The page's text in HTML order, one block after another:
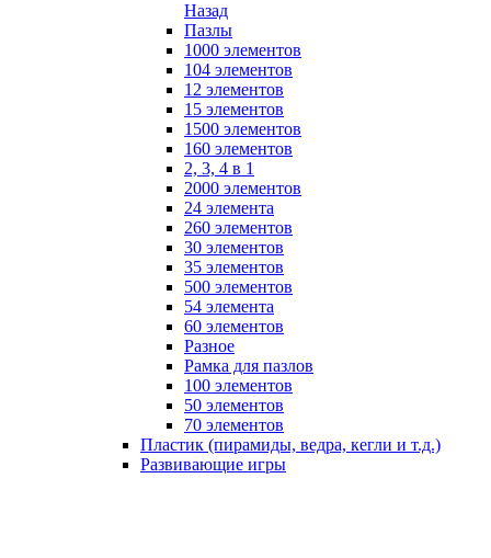
Назад
Пазлы
1000 элементов
104 элементов
12 элементов
15 элементов
1500 элементов
160 элементов
2, 3, 4 в 1
2000 элементов
24 элемента
260 элементов
30 элементов
35 элементов
500 элементов
54 элемента
60 элементов
Разное
Рамка для пазлов
100 элементов
50 элементов
70 элементов
Пластик (пирамиды, ведра, кегли и т.д.)
Развивающие игры